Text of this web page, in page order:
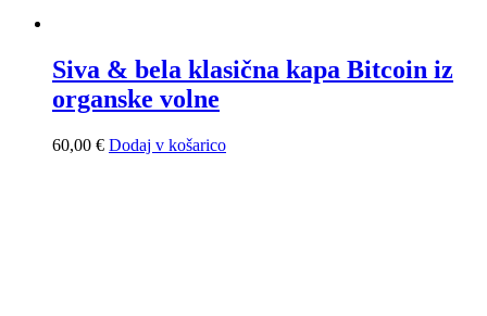
Siva & bela klasična kapa Bitcoin iz
organske volne
60,00 € Dodaj v košarico